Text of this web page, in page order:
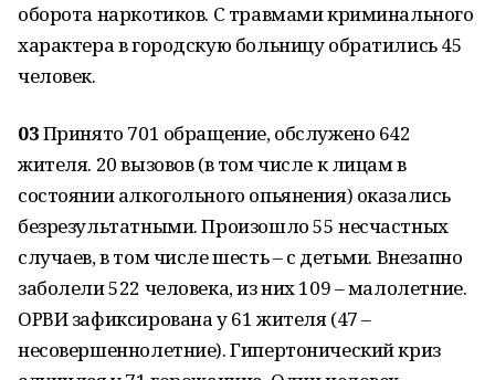
оборота наркотиков. С травмами криминального
характера в городскую больницу обратились 45
человек.
03Принято 701 обращение, обслужено 642
жителя. 20 вызовов (в том числе к лицам в
состоянии алкогольного опьянения) оказались
безрезультатными. Произошло 55 несчастных
случаев, в том числе шесть – с детьми. Внезапно
заболели 522 человека, из них 109 – малолетние.
ОРВИ зафиксирована у 61 жителя (47 –
несовершеннолетние). Гипертонический криз